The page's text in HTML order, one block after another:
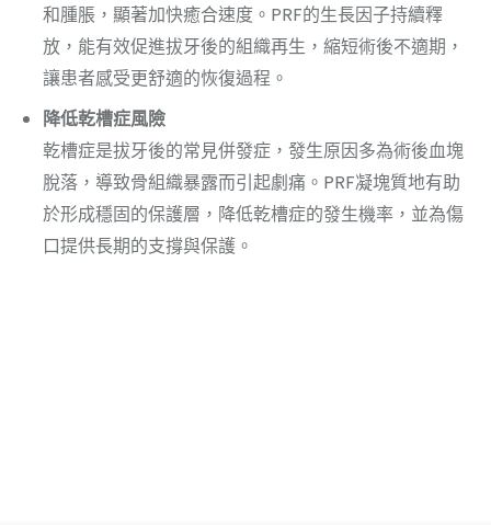
和腫脹，顯著加快癒合速度。PRF的生長因子持續釋
放，能有效促進拔牙後的組織再生，縮短術後不適期，
讓患者感受更舒適的恢復過程。
降低乾槽症風險
乾槽症是拔牙後的常見併發症，發生原因多為術後血塊
脫落，導致骨組織暴露而引起劇痛。PRF凝塊質地有助
於形成穩固的保護層，降低乾槽症的發生機率，並為傷
口提供長期的支撐與保護。